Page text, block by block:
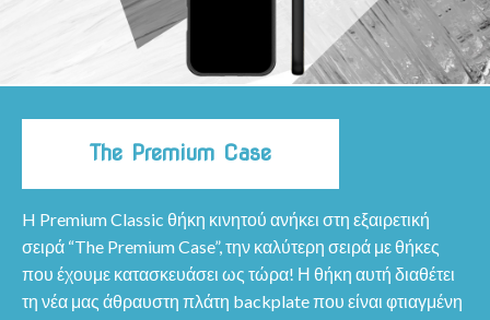
The Premium Case
H Premium Classic θήκη κινητού ανήκει στη εξαιρετική
σειρά “The Premium Case”, την καλύτερη σειρά με θήκες
που έχουμε κατασκευάσει ως τώρα! Η θήκη αυτή διαθέτει
τη νέα μας άθραυστη πλάτη backplate που είναι φτιαγμένη